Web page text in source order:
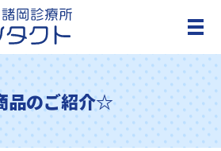
メ
品のご紹介☆